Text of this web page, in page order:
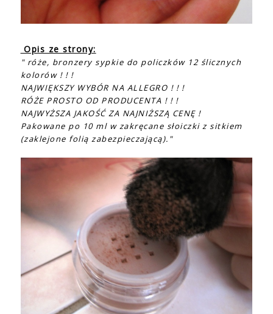
Opis ze strony:
" róże, bronzery sypkie do policzków 12 ślicznych
kolorów ! ! !
NAJWIĘKSZY WYBÓR NA ALLEGRO ! ! !
RÓŻE PROSTO OD PRODUCENTA ! ! !
NAJWYŻSZA JAKOŚĆ ZA NAJNIŻSZĄ CENĘ !
Pakowane po 10 ml w zakręcane słoiczki z sitkiem
(zaklejone folią zabezpieczającą)."